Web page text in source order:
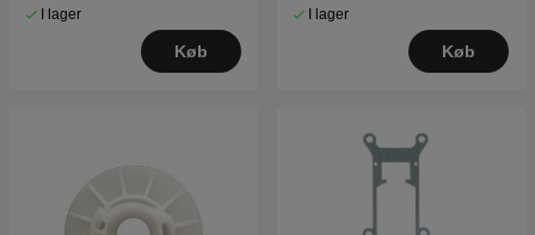
I lager
Køb
I lager
Køb